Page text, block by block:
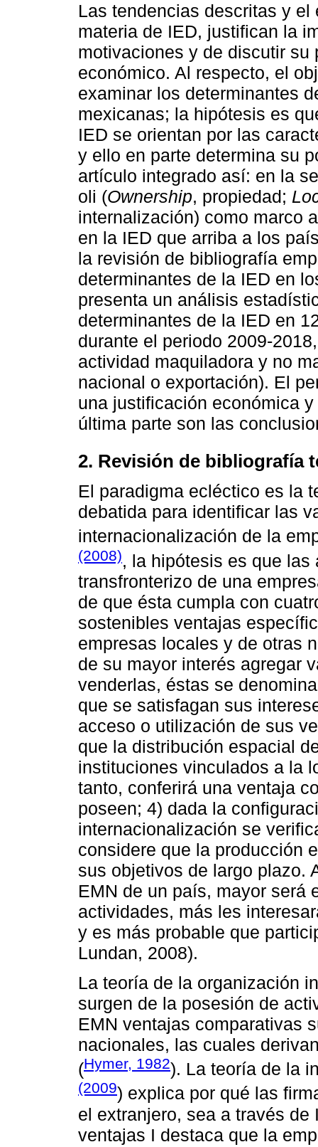
Las tendencias descritas y
materia de IED, justifican la
motivaciones y de discutir
económico. Al respecto, el
examinar los determinantes
mexicanas; la hipótesis es
IED se orientan por las
y ello en parte determina su
artículo integrado así: en la
oli (Ownership, propiedad;
internalización) como marco
en la IED que arriba a los
la revisión de bibliografía
determinantes de la IED en
presenta un análisis
determinantes de la IED en
durante el periodo 2009-
actividad maquiladora y no
nacional o exportación). El
una justificación económica
última parte son las
2. Revisión de bibliografía
El paradigma ecléctico es la
debatida para identificar las
internacionalización de la
(2008), la hipótesis es que
transfronterizo de una
de que ésta cumpla con
sostenibles ventajas
empresas locales y de otras
de su mayor interés agregar
venderlas, éstas se
que se satisfagan sus
acceso o utilización de sus
que la distribución espacial
instituciones vinculados a la
tanto, conferirá una ventaja
poseen; 4) dada la
internacionalización se
considere que la producción
sus objetivos de largo plazo.
EMN de un país, mayor será
actividades, más les
y es más probable que
Lundan, 2008).
La teoría de la organización
surgen de la posesión de
EMN ventajas comparativas
nacionales, las cuales
(Hymer, 1982). La teoría de la
(2009) explica por qué las
el extranjero, sea a través
ventajas I destaca que la